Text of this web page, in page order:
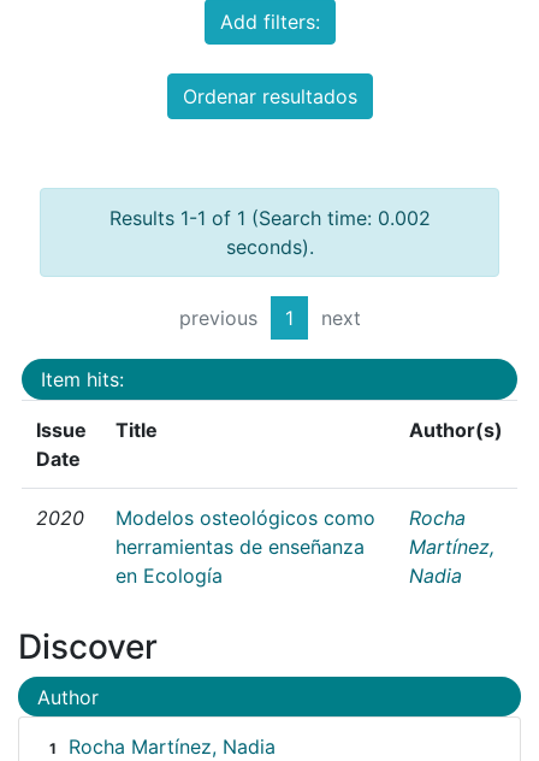
Add filters:
Ordenar resultados
Results 1-1 of 1 (Search time: 0.002
seconds).
previous 1 next
Item hits:
Issue
Date
Title Author(s)
2020
Modelos osteológicos como
herramientas de enseñanza
en Ecología
Rocha
Martínez,
Nadia
Discover
Author
1 Rocha Martínez, Nadia